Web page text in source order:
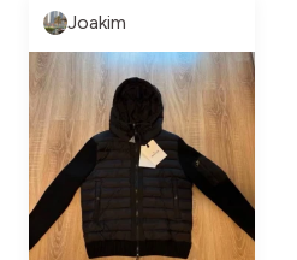
Joakim